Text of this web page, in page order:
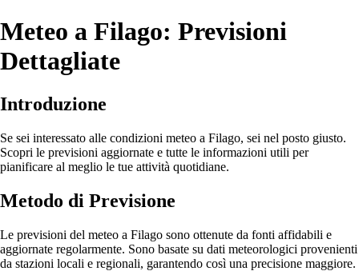
Meteo a Filago: Previsioni
Dettagliate
Introduzione
Se sei interessato alle condizioni meteo a Filago, sei nel posto giusto.
Scopri le previsioni aggiornate e tutte le informazioni utili per
pianificare al meglio le tue attività quotidiane.
Metodo di Previsione
Le previsioni del meteo a Filago sono ottenute da fonti affidabili e
aggiornate regolarmente. Sono basate su dati meteorologici provenienti
da stazioni locali e regionali, garantendo così una precisione maggiore.